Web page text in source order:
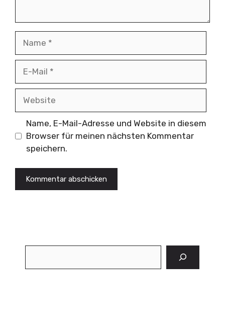
Name, E-Mail-Adresse und Website in diesem
Browser für meinen nächsten Kommentar
speichern.